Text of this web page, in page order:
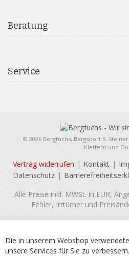
Beratung
Service
© 2026 Bergfuchs, Bergsport S.
Klettern und
Vertrag widerrufen Kontakt
Datenschutz
Alle Preise inkl. MWSt. in EUR,
Fehler, Irrtümer und
Die in unserem Webshop
unsere Services für Sie zu